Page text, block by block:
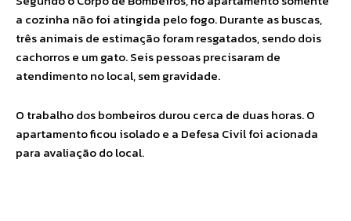
a cozinha não foi atingida pelo fogo. Durante as buscas,
três animais de estimação foram resgatados, sendo dois
cachorros e um gato. Seis pessoas precisaram de
atendimento no local, sem gravidade.
O trabalho dos bombeiros durou cerca de duas horas. O
apartamento ficou isolado e a Defesa Civil foi acionada
para avaliação do local.